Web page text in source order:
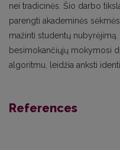
nei tradicinės. Šio darbo
parengti akademinės
mažinti studentų
besimokančiųjų mokymosi
algoritmu, leidžia anksti
References